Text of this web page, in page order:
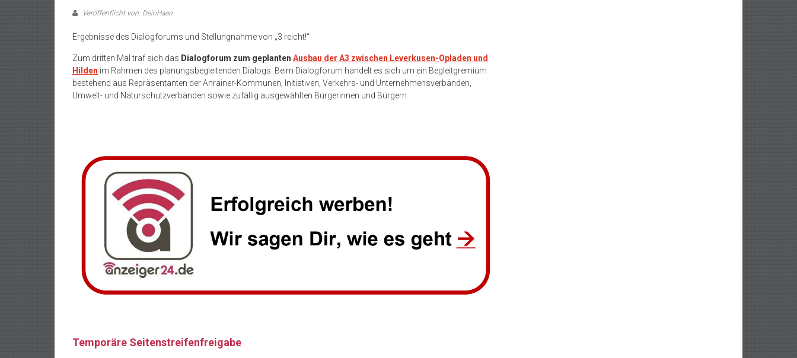
Veröffentlicht von: DeinHaan
Ergebnisse des Dialogforums und Stellungnahme von „3 reicht!“
Zum dritten Mal traf sich das Dialogforum zum geplanten Ausbau der A3 zwischen Leverkusen-Opladen und
Hilden im Rahmen des planungsbegleitenden Dialogs. Beim Dialogforum handelt es sich um ein Begleitgremium
bestehend aus Repräsentanten der Anrainer-Kommunen, Initiativen, Verkehrs- und Unternehmensverbänden,
Umwelt- und Naturschutzverbänden sowie zufällig ausgewählten Bürgerinnen und Bürgern.
Temporäre Seitenstreifenfreigabe